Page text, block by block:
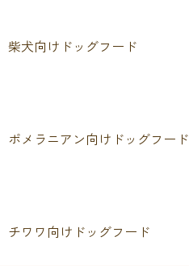
柴犬向けドッグフード
ポメラニアン向けドッグフード
チワワ向けドッグフード